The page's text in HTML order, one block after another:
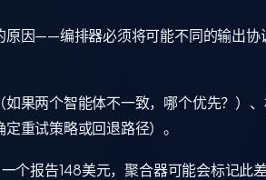
原因——编排器必须将可能不同的输出协
果两个智能体不一致，哪个优先？）
重试策略或回退路径）。
个报告148美元，聚合器可能会标记此